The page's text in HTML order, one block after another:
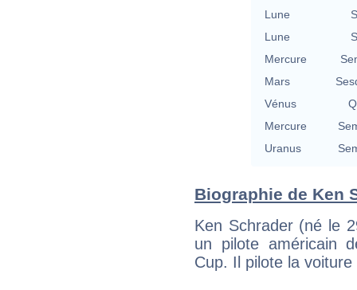
Lune
Lune
Mercure
Mars
Vénus
Mercure
Uranus
Biographie de Ken
Ken Schrader (né le
un pilote américain
Cup. Il pilote la voiture